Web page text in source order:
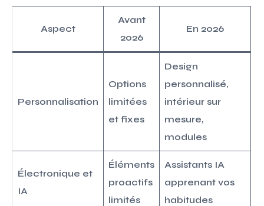
Aspect
Avant
2026
En 2026
Personnalisation
Options
limitées
et fixes
Design
personnalisé,
intérieur sur
mesure,
modules
Électronique et
IA
Éléments
proactifs
limités
Assistants IA
apprenant vos
habitudes